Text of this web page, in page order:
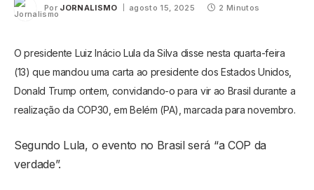
Por JORNALISMO agosto 15, 2025 2 Minutos
O presidente Luiz Inácio Lula da Silva disse nesta quarta-feira
(13) que mandou uma carta ao presidente dos Estados Unidos,
Donald Trump ontem, convidando-o para vir ao Brasil durante a
realização da COP30, em Belém (PA), marcada para novembro.
Segundo Lula, o evento no Brasil será “a COP da
verdade”.